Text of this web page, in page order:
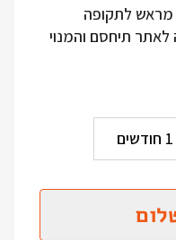
מראש לתקופה
תיחסם והמנוי